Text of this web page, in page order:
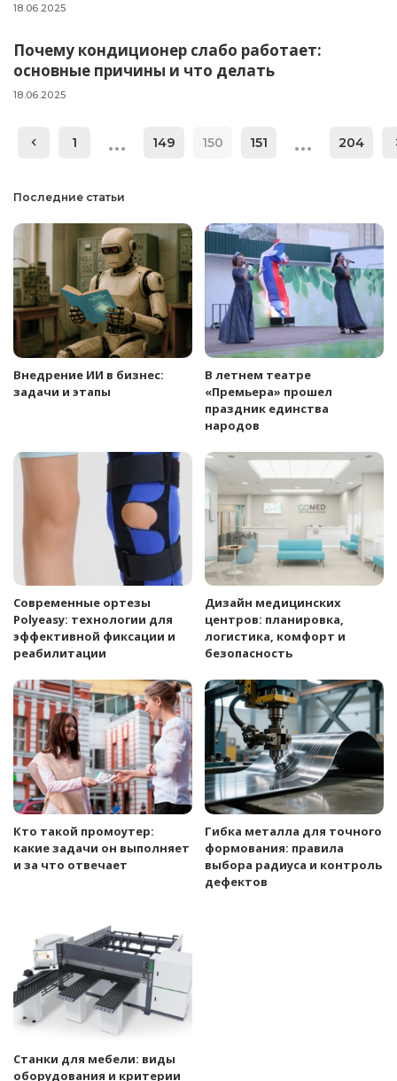
18.06.2025
Почему кондиционер слабо работает:
основные причины и что делать
18.06.2025
1 … 149 150 151 … 204
Последние статьи
Внедрение ИИ в бизнес:
задачи и этапы
В летнем театре
«Премьера» прошел
праздник единства
народов
Современные ортезы
Polyeasy: технологии для
эффективной фиксации и
реабилитации
Дизайн медицинских
центров: планировка,
логистика, комфорт и
безопасность
Кто такой промоутер:
какие задачи он выполняет
и за что отвечает
Гибка металла для точного
формования: правила
выбора радиуса и контроль
дефектов
Станки для мебели: виды
оборудования и критерии